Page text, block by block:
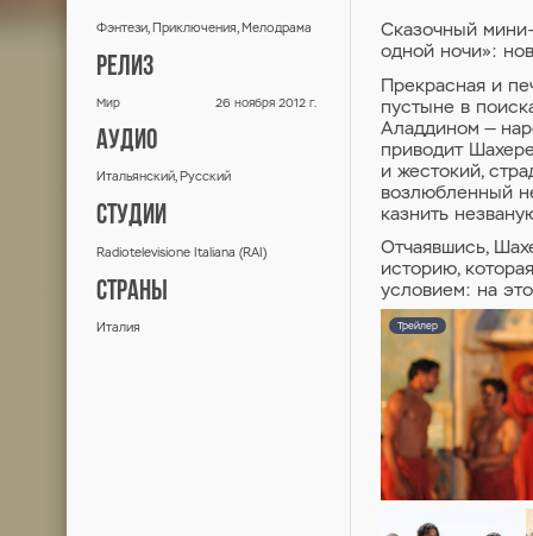
★★★★ ★
ТЫСЯЧА И ОДНА НОЧЬ
ONE THOUSAND AND ONE NIGHTS
1 сезон / фэнтези, приключения, 2012
Фэнтези, Приключения, Мелодрама